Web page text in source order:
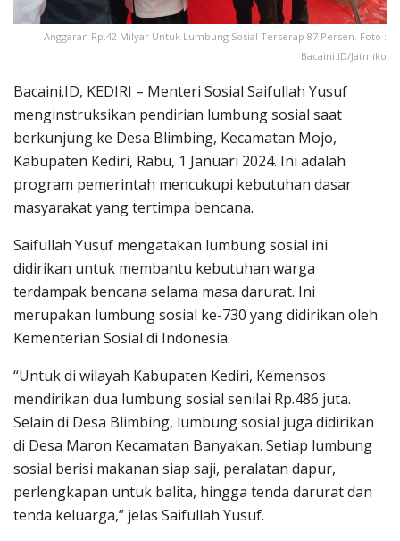
Anggaran Rp.42 Milyar Untuk Lumbung Sosial Terserap 87 Persen. Foto :
Bacaini.ID/Jatmiko
Bacaini.ID, KEDIRI – Menteri Sosial Saifullah Yusuf
menginstruksikan pendirian lumbung sosial saat
berkunjung ke Desa Blimbing, Kecamatan Mojo,
Kabupaten Kediri, Rabu, 1 Januari 2024. Ini adalah
program pemerintah mencukupi kebutuhan dasar
masyarakat yang tertimpa bencana.
Saifullah Yusuf mengatakan lumbung sosial ini
didirikan untuk membantu kebutuhan warga
terdampak bencana selama masa darurat. Ini
merupakan lumbung sosial ke-730 yang didirikan oleh
Kementerian Sosial di Indonesia.
“Untuk di wilayah Kabupaten Kediri, Kemensos
mendirikan dua lumbung sosial senilai Rp.486 juta.
Selain di Desa Blimbing, lumbung sosial juga didirikan
di Desa Maron Kecamatan Banyakan. Setiap lumbung
sosial berisi makanan siap saji, peralatan dapur,
perlengkapan untuk balita, hingga tenda darurat dan
tenda keluarga,” jelas Saifullah Yusuf.